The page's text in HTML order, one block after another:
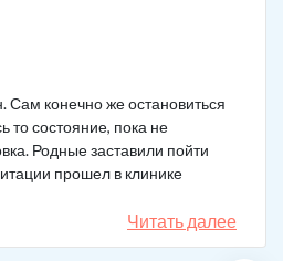
конечно же остановиться
то состояние, пока не
Родные заставили пойти
прошел в клинике
уже не принимаю.
Читать далее